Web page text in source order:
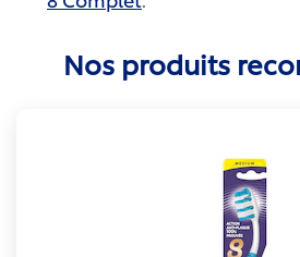
Nos produits